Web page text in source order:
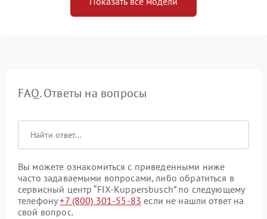
FAQ. Ответы на вопросы
Вы можете ознакомиться с приведенными ниже
часто задаваемыми вопросами, либо обратиться в
сервисный центр “FIX-Kuppersbusch” по следующему
телефону+7 (800) 301-55-83 если не нашли ответ на
свой вопрос.